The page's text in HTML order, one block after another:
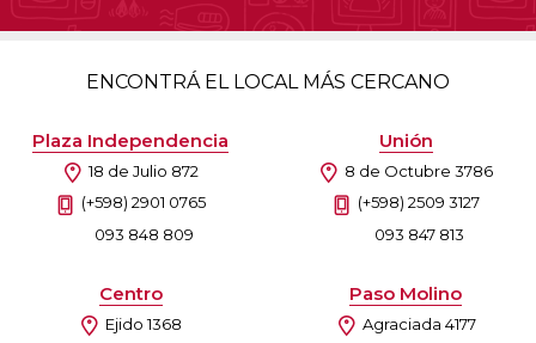
ENCONTRÁ EL LOCAL MÁS CERCANO
Plaza Independencia
18 de Julio 872
(+598) 2901 0765
093 848 809
Unión
8 de Octubre 3786
(+598) 2509 3127
093 847 813
Centro
Ejido 1368
Paso Molino
Agraciada 4177